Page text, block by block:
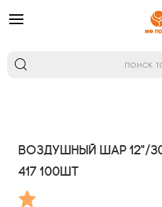
Воздушный шар 12"/
417 100шт